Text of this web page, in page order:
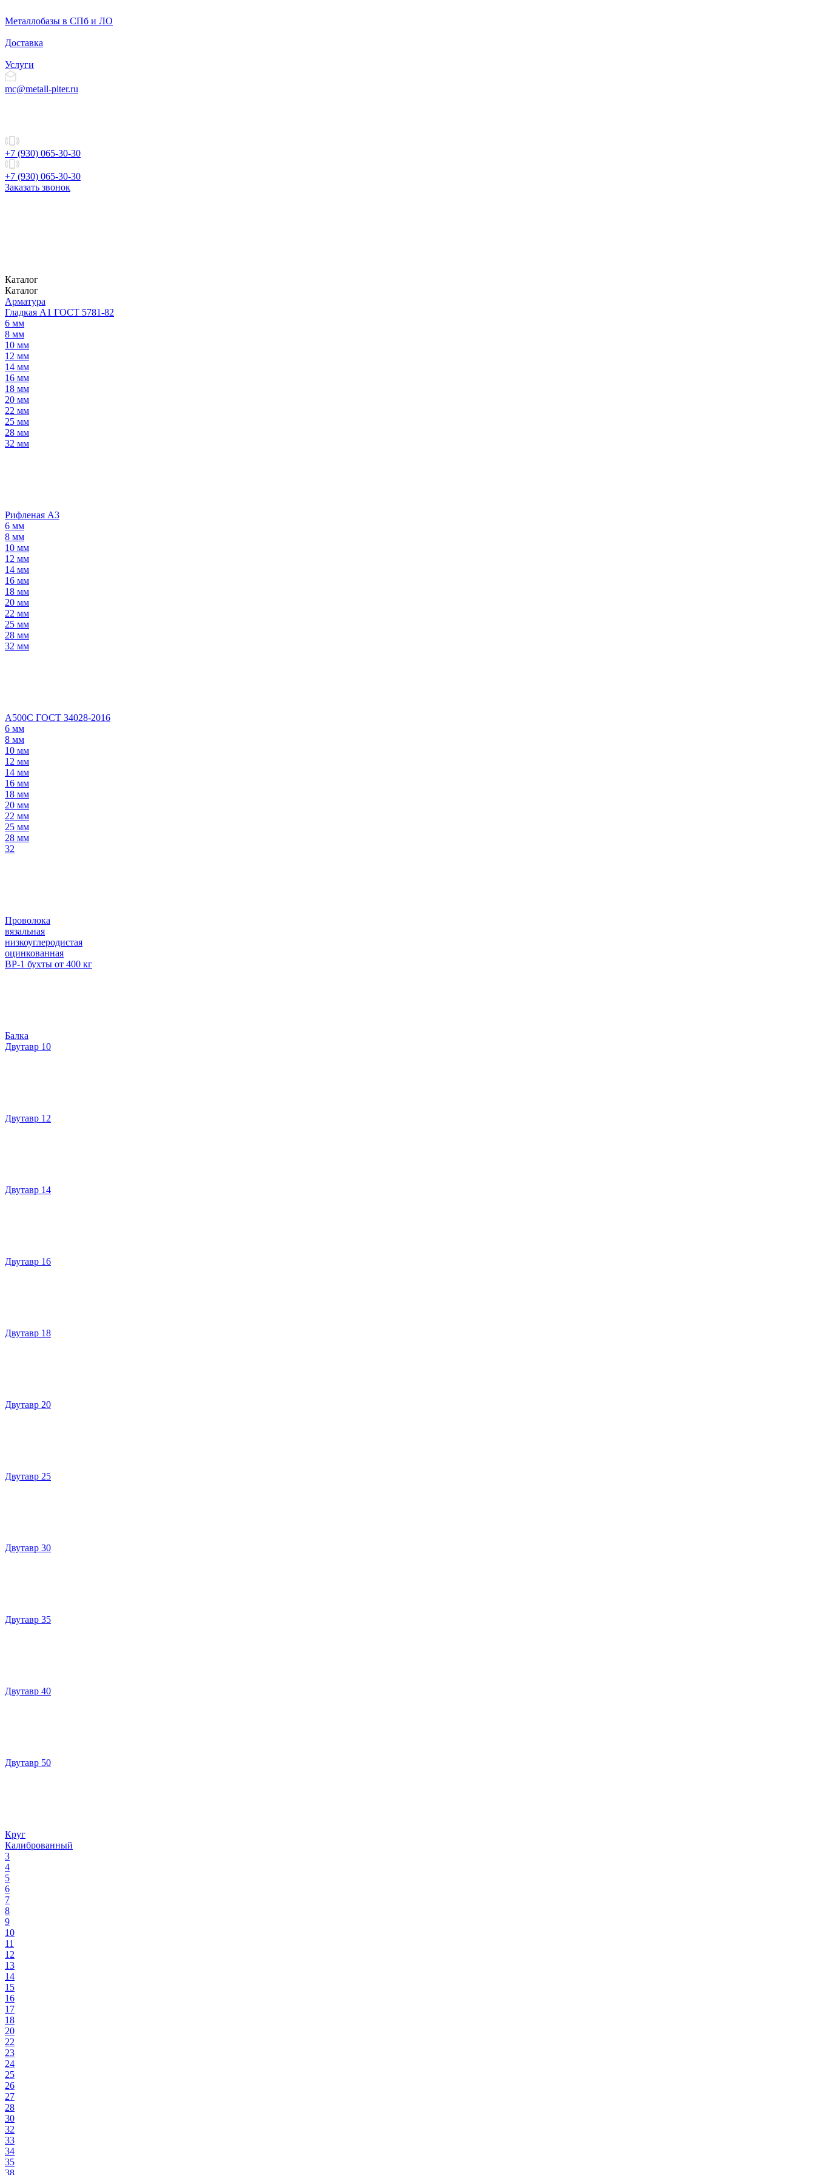
Металлобазы в СПб и ЛО
Доставка
Услуги
mc@metall-piter.ru
+7 (930) 065-30-30
+7 (930) 065-30-30
Заказать звонок
Каталог
Каталог
Арматура
Гладкая А1 ГОСТ 5781-82
6 мм
8 мм
10 мм
12 мм
14 мм
16 мм
18 мм
20 мм
22 мм
25 мм
28 мм
32 мм
Рифленая А3
6 мм
8 мм
10 мм
12 мм
14 мм
16 мм
18 мм
20 мм
22 мм
25 мм
28 мм
32 мм
А500С ГОСТ 34028-2016
6 мм
8 мм
10 мм
12 мм
14 мм
16 мм
18 мм
20 мм
22 мм
25 мм
28 мм
32
Проволока
вязальная
низкоуглеродистая
оцинкованная
ВР-1 бухты от 400 кг
Балка
Двутавр 10
Двутавр 12
Двутавр 14
Двутавр 16
Двутавр 18
Двутавр 20
Двутавр 25
Двутавр 30
Двутавр 35
Двутавр 40
Двутавр 50
Круг
Калиброванный
3
4
5
6
7
8
9
10
11
12
13
14
15
16
17
18
20
22
23
24
25
26
27
28
30
32
33
34
35
38